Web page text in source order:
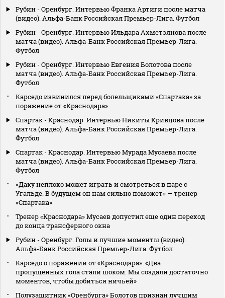
Рубин - Оренбург. Интервью Франка Артиги после матча
(видео). Альфа-Банк Российская Премьер-Лига. Футбол
Рубин - Оренбург. Интервью Ильдара Ахметзянова после
матча (видео). Альфа-Банк Российская Премьер-Лига.
Футбол
Рубин - Оренбург. Интервью Евгения Болотова после
матча (видео). Альфа-Банк Российская Премьер-Лига.
Футбол
Карседо извинился перед болельщиками «Спартака» за
поражение от «Краснодара»
Спартак - Краснодар. Интервью Никиты Кривцова после
матча (видео). Альфа-Банк Российская Премьер-Лига.
Футбол
Спартак - Краснодар. Интервью Мурада Мусаева после
матча (видео). Альфа-Банк Российская Премьер-Лига.
Футбол
«Даку неплохо может играть и смотреться в паре с
Угальде. В будущем он нам сильно поможет» — тренер
«Спартака»
Тренер «Краснодара» Мусаев допустил еще один переход
до конца трансферного окна
Рубин - Оренбург. Голы и лучшие моменты (видео).
Альфа-Банк Российская Премьер-Лига. Футбол
Карседо о поражении от «Краснодара»: «Два
пропущенных гола стали шоком. Мы создали достаточно
моментов, чтобы добиться ничьей»
Полузащитник «Оренбурга» Болотов признан лучшим